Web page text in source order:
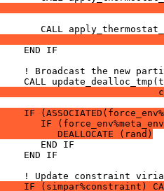
CALL
END IF
! Broadcast the new
CALL
IF
IF
DEALLOCATE (rand)
END IF
END IF
! Update constraint
IF (simpar%constraint)